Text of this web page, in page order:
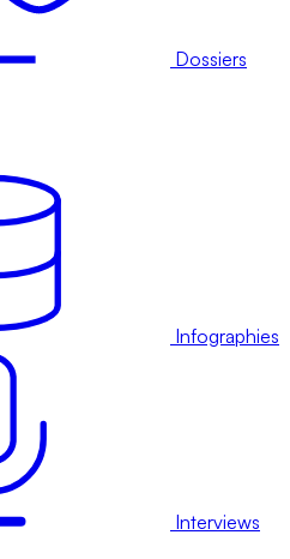
Dossiers
Infographies
Interviews